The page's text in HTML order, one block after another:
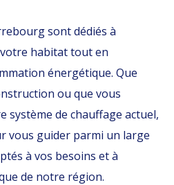
sont dédiés à
habitat tout en
énergétique. Que
ou que vous
système de chauffage actuel,
vous guider parmi un large
à vos besoins et à
de notre région.